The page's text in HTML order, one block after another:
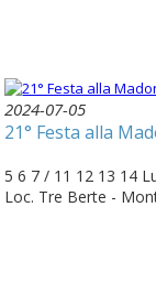
2024-07-05
21° Festa alla
5 6 7 / 11 12 13 14
Loc. Tre Berte -